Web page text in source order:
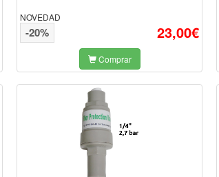
NOVEDAD
23,00€
-20%
Comprar